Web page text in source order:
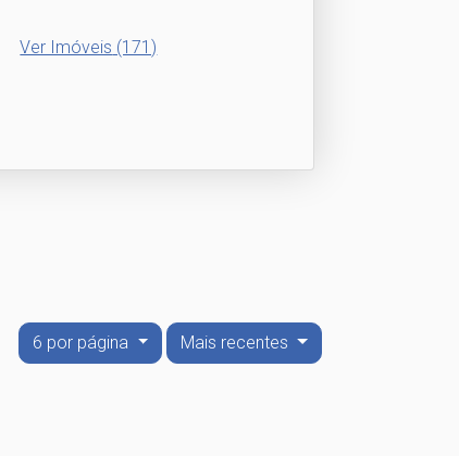
Ver Imóveis (171)
6 por página Mais recentes